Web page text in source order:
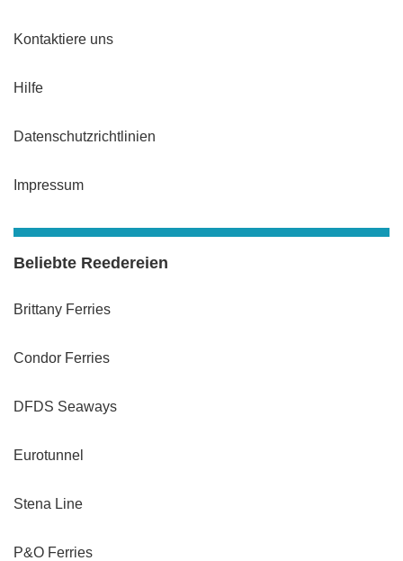
Kontaktiere uns
Hilfe
Datenschutzrichtlinien
Impressum
Beliebte Reedereien
Brittany Ferries
Condor Ferries
DFDS Seaways
Eurotunnel
Stena Line
P&O Ferries